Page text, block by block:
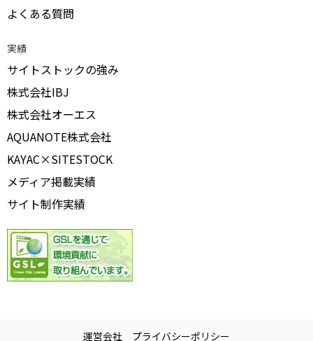
よくある質問
実績
サイトストックの強み
株式会社IBJ
株式会社オーエス
AQUANOTE株式会社
KAYAC×SITESTOCK
メディア掲載実績
サイト制作実績
運営会社 プライバシーポリシー